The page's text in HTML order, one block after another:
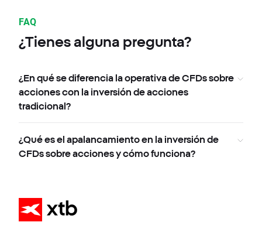
FAQ
¿Tienes alguna pregunta?
¿En qué se diferencia la operativa de CFDs sobre
acciones con la inversión de acciones
tradicional?
¿Qué es el apalancamiento en la inversión de
CFDs sobre acciones y cómo funciona?